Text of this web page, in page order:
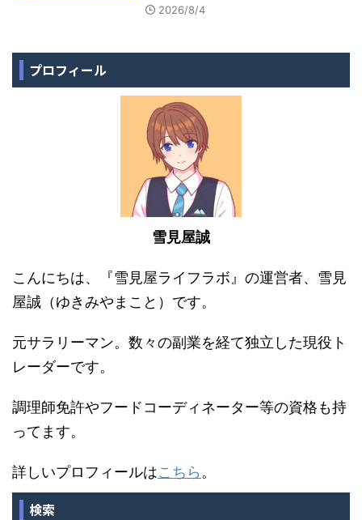
2026/8/4
プロフィール
雪見屋誠
こんにちは、『雪見屋ライフラボ』の運営者、雪見
屋誠（ゆきみやまこと）です。
元サラリーマン。数々の副業を経て独立した現役ト
レーダーです。
調理師免許やフードコーディネーター等の資格も持
ってます。
詳しいプロフィールはこちら 。
検索